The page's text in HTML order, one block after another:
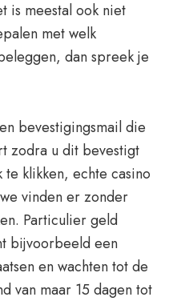
is meestal ook niet
met welk
dan spreek je
bevestigingsmail die
zodra u dit bevestigt
klikken, echte casino
vinden er zonder
Particulier geld
bijvoorbeeld een
en wachten tot de
van maar 15 dagen tot